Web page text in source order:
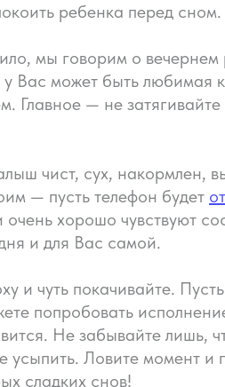
ребенка перед сном.
мы говорим о вечернем
Вас может быть любимая
Главное — не затягивайте
чист, сух, накормлен,
— пусть телефон будет
хорошо чувствуют
и для Вас самой.
и чуть покачивайте.
попробовать
Не забывайте лишь,
Ловите момент и
сладких снов!